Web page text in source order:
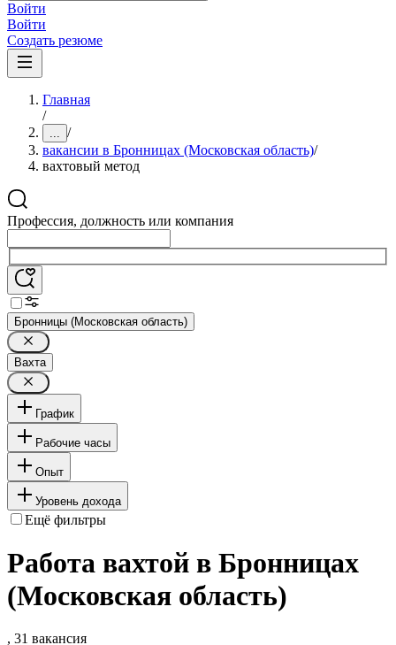
Войти
Войти
Создать резюме
Главная
/
... /
вакансии в Бронницах (Московская область)/
вахтовый метод
Профессия, должность или компания
Бронницы (Московская область)
Вахта
График
Рабочие часы
Опыт
Уровень дохода
Ещё фильтры
Работа вахтой в Бронницах
(Московская область)
, 31 вакансия